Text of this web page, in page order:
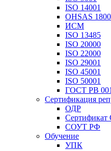
ISO 14001
OHSAS
ИСМ
ISO 13485
ISO 20000
ISO 22000
ISO 29001
ISO 45001
ISO 50001
ГОСТ РВ
Сертификация
ОДР
Сертификат
СОУТ РФ
Обучение
УПК